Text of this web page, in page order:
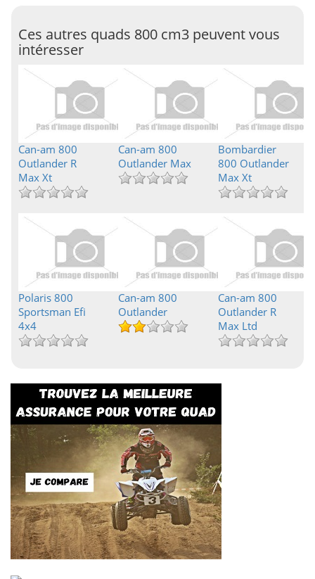
Ces autres quads 800 cm3 peuvent vous
intéresser
Can-am 800
Outlander R
Max Xt
Can-am 800
Outlander Max
Bombardier
800 Outlander
Max Xt
Polaris 800
Sportsman Efi
4x4
Can-am 800
Outlander
Can-am 800
Outlander R
Max Ltd